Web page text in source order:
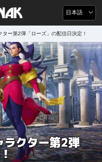
日本語
ー第2弾「ローズ」の配信日決定！
ラクター第2弾